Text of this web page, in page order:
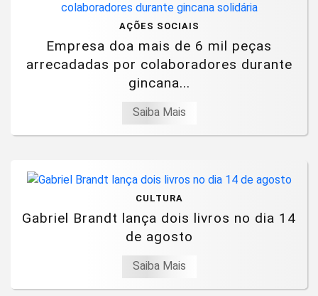
AÇÕES SOCIAIS
Empresa doa mais de 6 mil peças
arrecadadas por colaboradores durante
gincana...
Saiba Mais
CULTURA
Gabriel Brandt lança dois livros no dia 14
de agosto
Saiba Mais